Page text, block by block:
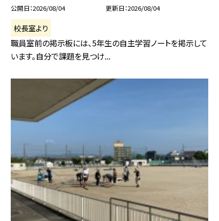
公開日 2026/08/04 更新日 2026/08/04
校長室より
職員室前の掲示板には、5年生の自主学習ノートを掲示して
います。自分で課題を見つけ...